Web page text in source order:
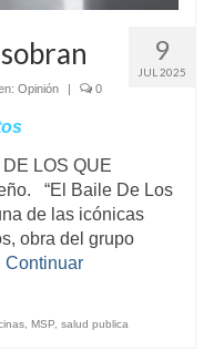
9
JUL 2025
Opinión 0
LOS QUE
“El Baile De Los
de las icónicas
obra del grupo
Continuar
, MSP, salud publica